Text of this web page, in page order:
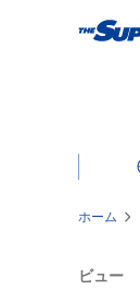
ホーム
ビュー